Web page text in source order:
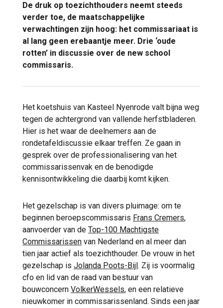
De druk op toezichthouders neemt steeds
verder toe, de maatschappelijke
verwachtingen zijn hoog: het commissariaat is
al lang geen erebaantje meer. Drie ‘oude
rotten’ in discussie over de new school
commissaris.
Het koetshuis van Kasteel Nyenrode valt bijna weg
tegen de achtergrond van vallende herfstbladeren.
Hier is het waar de deelnemers aan de
rondetafeldiscussie elkaar treffen. Ze gaan in
gesprek over de professionalisering van het
commissarissenvak en de benodigde
kennisontwikkeling die daarbij komt kijken.
Het gezelschap is van divers pluimage: om te
beginnen beroepscommissaris Frans Cremers,
aanvoerder van de Top-100 Machtigste
Commissarissen van Nederland en al meer dan
tien jaar actief als toezichthouder. De vrouw in het
gezelschap is Jolanda Poots-Bijl. Zij is voormalig
cfo en lid van de raad van bestuur van
bouwconcern VolkerWessels, en een relatieve
nieuwkomer in commissarissenland. Sinds een jaar